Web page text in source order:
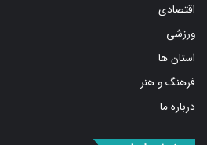
اقتصادی
ورزشی
استان ها
فرهنگ و هنر
درباره ما